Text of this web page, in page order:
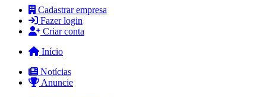
Cadastrar empresa
Fazer login
Criar conta
Início
Notícias
Anuncie